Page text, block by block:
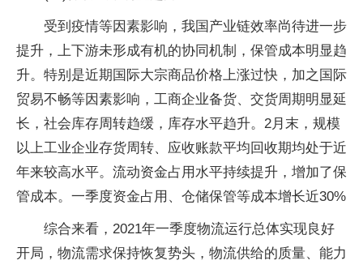
受到疫情等因素影响，我国产业链效率尚待进一步
提升，上下游未形成有机的协同机制，保管成本明显趋
升。特别是近期国际大宗商品价格上涨过快，加之国际
贸易不畅等因素影响，工商企业备货、交货周期明显延
长，社会库存周转趋缓，库存水平趋升。2月末，规模
以上工业企业存货周转、应收账款平均回收期均处于近
年来较高水平。流动资金占用水平持续提升，增加了保
管成本。一季度资金占用、仓储保管等成本增长近30%
综合来看，2021年一季度物流运行总体实现良好
开局，物流需求保持恢复势头，物流供给的质量、能力